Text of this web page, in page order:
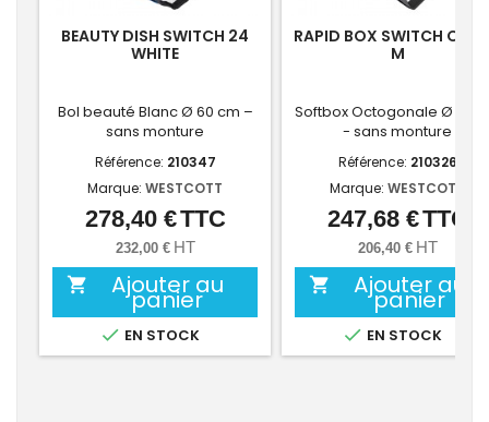
BEAUTY DISH SWITCH 24
WHITE
Bol beauté Blanc Ø 60 cm –
sans monture
Référence: 210347
Marque: WESTCOTT
Prix
278,40 €TTC
232,00 € HT
 Ajouter au
panier
 EN STOCK
RAPID BOX SWITCH
M
Softbox Octogonale Ø 90
- sans monture
Référence: 210326
Marque: WESTCOTT
Prix
247,68 €TTC
206,40 € HT
 Ajouter au
panier
 EN STOCK